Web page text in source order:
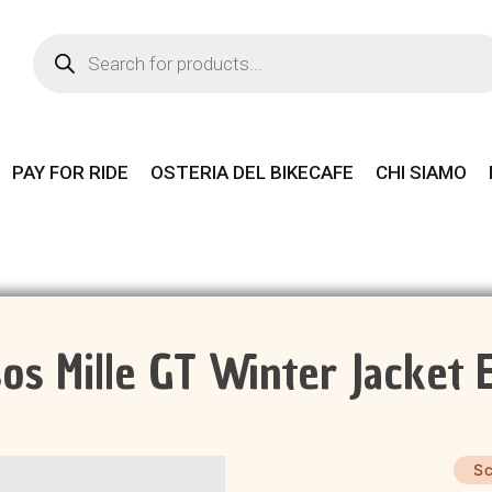
Products
search
PAY FOR RIDE OSTERIA DEL BIKECAFE CHI SIAMO
Mille GT Winter Jacket